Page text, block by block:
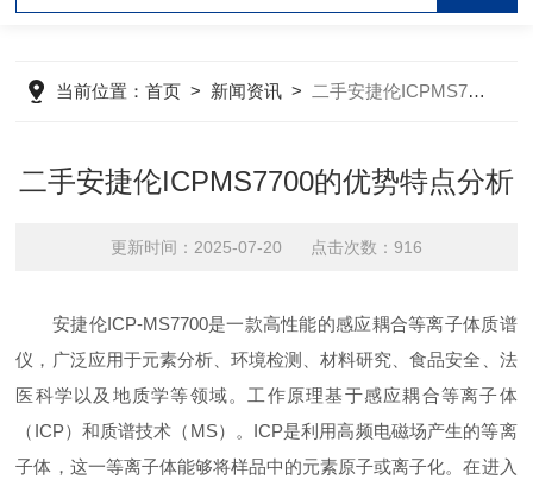
当前位置：首页 > 新闻资讯 > 二手安捷伦ICPMS7700的优势特点分析
二手安捷伦ICPMS7700的优势特点分析
更新时间：2025-07-20 点击次数：916
安捷伦ICP-MS7700是一款高性能的感应耦合等离子体质谱
仪，广泛应用于元素分析、环境检测、材料研究、食品安全、法
医科学以及地质学等领域。工作原理基于感应耦合等离子体
（ICP）和质谱技术（MS）。ICP是利用高频电磁场产生的等离
子体，这一等离子体能够将样品中的元素原子或离子化。在进入